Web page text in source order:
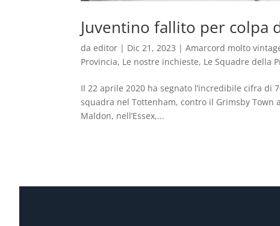
Juventino fallito per colpa
daeditor | Dic 21, 2023 |Amarcord molto
Provincia, Le nostre inchieste, Le Squadre della
Il 22 aprile 2020 ha segnato l’incredibile cifra
squadra nel Tottenham, contro il Grimsby Town
Maldon, nell’Essex,...